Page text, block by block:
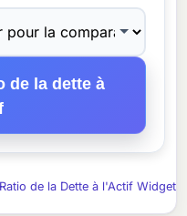
de la dette à
de la Dette à l'Actif Widget